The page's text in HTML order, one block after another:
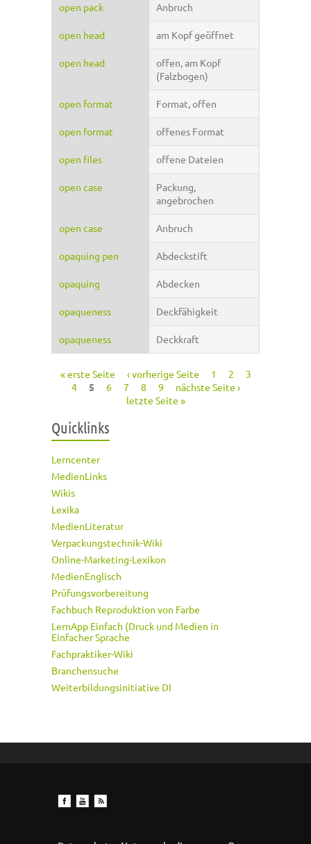
open pack Anbruch
open head am Kopf geöffnet
open head
offen, am Kopf
(Falzbogen)
open format Format, offen
open format offenes Format
open files offene Dateien
open case
Packung,
angebrochen
open case Anbruch
opaquing pen Abdeckstift
opaquing Abdecken
opaqueness Deckfähigkeit
opaqueness Deckkraft
Seiten
« erste Seite ‹ vorherige Seite 1 2
3
4
5 6 7 8 9
nächste Seite ›
letzte Seite »
Quicklinks
Lerncenter
MedienLinks
Wikis
Lexika
MedienLiteratur
Verpackungstechnik-Wiki
Online-Marketing-Lexikon
MedienEnglisch
Prüfungsvorbereitung
Fachbuch Reproduktion von Farbe
LernApp Einfach (Druck und Medien in
Einfacher Sprache
Fachpraktiker-Wiki
Branchensuche
Weiterbildungsinitiative DI